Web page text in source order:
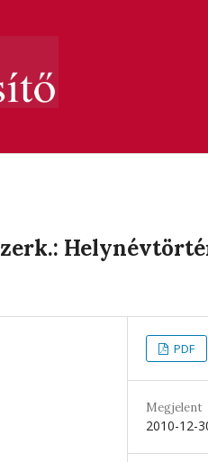
PDF
Megjelent
2010-12-